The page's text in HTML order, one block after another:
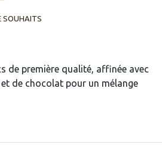
SOUHAITS
de première qualité, affinée avec
de chocolat pour un mélange